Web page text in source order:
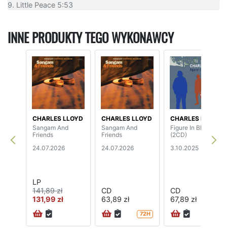
9. Little Peace 5:53
INNE PRODUKTY TEGO WYKONAWCY
CHARLES LLOYD
Sangam And
Friends
24.07.2026
LP
141,89 zł
131,99 zł
CHARLES LLOYD
Sangam And
Friends
24.07.2026
CD
63,89 zł
72H
CHARLES LLOYD
Figure In Blue
(2CD)
3.10.2025
CD
67,89 zł